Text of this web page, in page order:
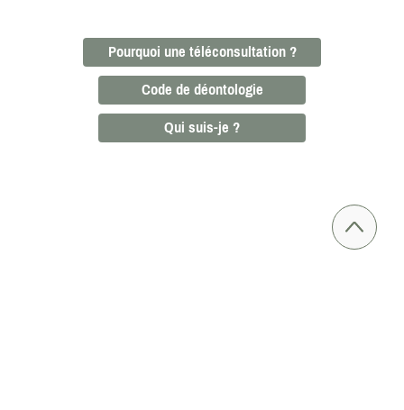
Pourquoi une téléconsultation ?
Code de déontologie
Qui suis-je ?